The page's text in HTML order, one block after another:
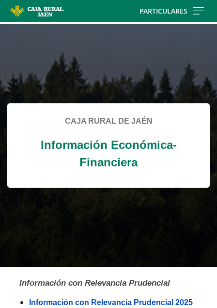
PARTICULARES
espere...
CAJA RURAL DE JAÉN
Información Económica-
Financiera
Información con Relevancia Prudencial
Información con Relevancia Prudencial 2025